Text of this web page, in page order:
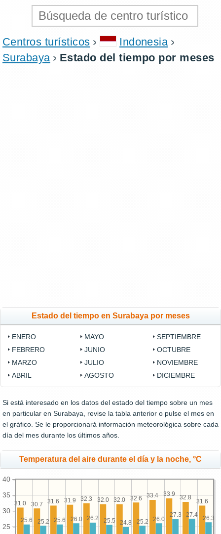
Centros turísticos
Indonesia
Surabaya
Estado del tiempo por meses
Estado del tiempo en Surabaya por meses
ENERO
FEBRERO
MARZO
ABRIL
MAYO
JUNIO
JULIO
AGOSTO
SEPTIEMBRE
OCTUBRE
NOVIEMBRE
DICIEMBRE
Si está interesado en los datos del estado del tiempo sobre un mes
en particular en Surabaya, revise la tabla anterior o pulse el mes en
el gráfico. Se le proporcionará información meteorológica sobre cada
día del mes durante los últimos años.
Temperatura del aire durante el día y la noche, °C
25
30
35
40
31.6
32.8
33.9
33.4
32.6
32.0
32.0
32.3
31.9
31.6
30.7
31.0
26.3
27.4
27.3
26.0
25.2
24.8
25.5
26.2
26.0
25.6
25.2
25.6